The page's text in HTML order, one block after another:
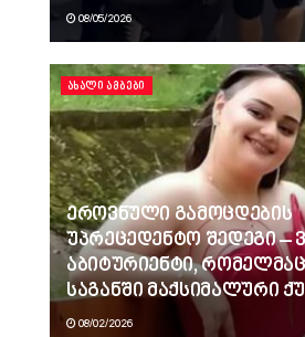
08/05/2026
ᲐᲮᲐᲚᲘ ᲐᲛᲑᲔᲑᲘ
ეროვნული გამოცდების
უპრეცედენტო შედეგი –
აბიტურიენტი,
საგანში მაქსიმალური
08/02/2026